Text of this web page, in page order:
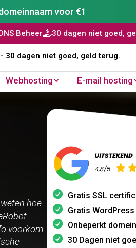
voor €1
dagen niet goed, geld terug AI
30 dagen niet goed, geld terug.
Webhosting E-mail hosting
hoe
voorkom
Gratis SSL
Gratis
Onbeperkt
30 Dagen niet